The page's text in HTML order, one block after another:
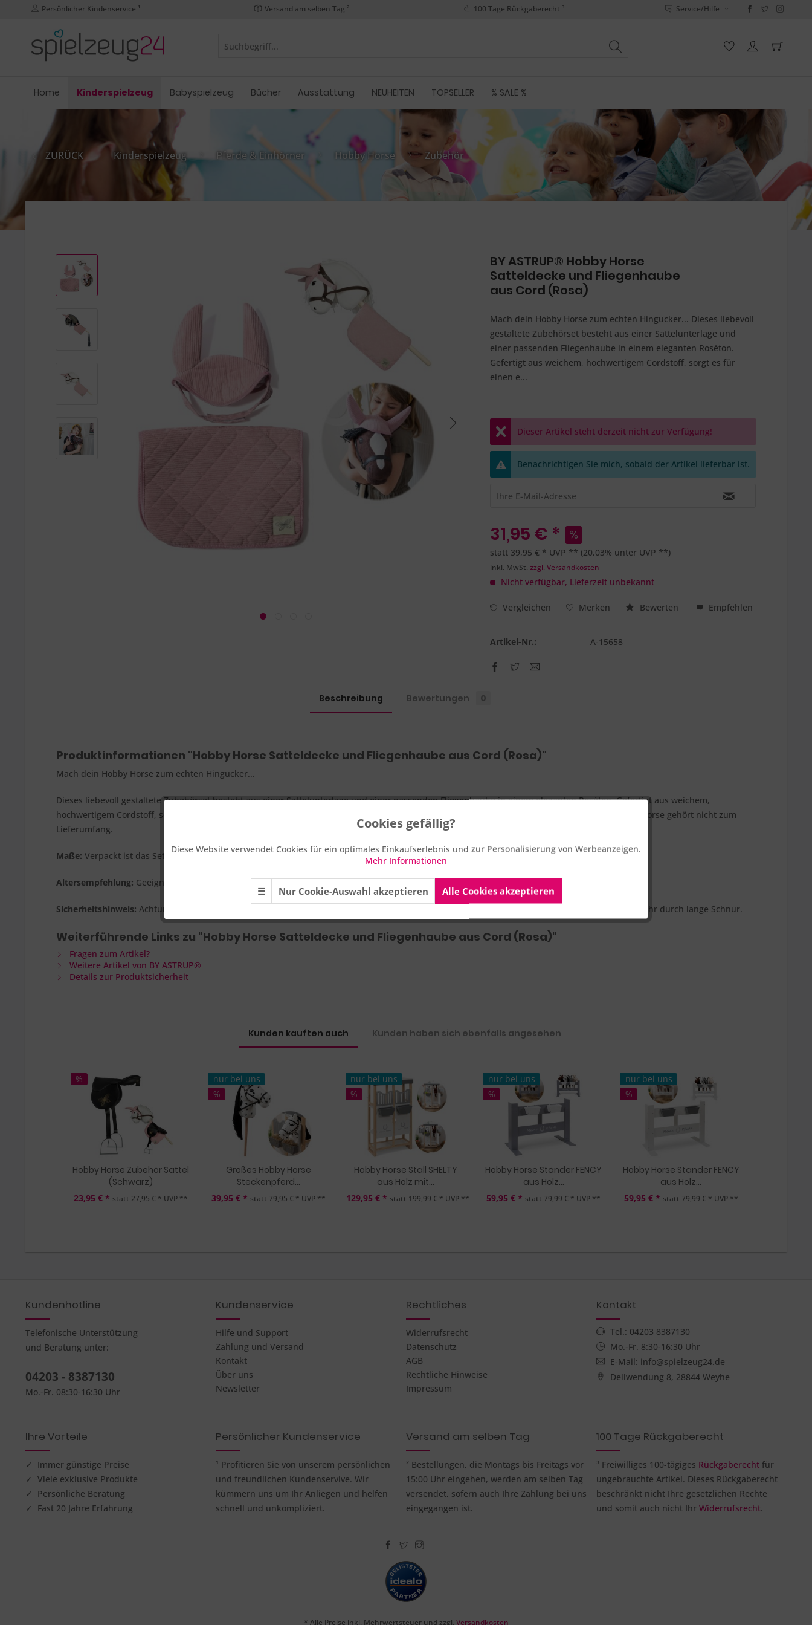
Persönlicher Kindenservice ¹ Versand am selben Tag ² 100 Tage Rückgaberecht ³ Service/Hilfe
Home Kinderspielzeug Babyspielzeug Bücher Ausstattung NEUHEITEN TOPSELLER % SALE %
ZURÜCK Kinderspielzeug Pferde & Einhörner Hobby Horse Zubehör
BY ASTRUP® Hobby Horse
Satteldecke und Fliegenhaube
aus Cord (Rosa)
Mach dein Hobby Horse zum echten Hingucker... Dieses liebevoll
gestaltete Zubehörset besteht aus einer Sattelunterlage und
einer passenden Fliegenhaube in einem eleganten Roséton.
Gefertigt aus weichem, hochwertigem Cordstoff, sorgt es für
einen e...
Dieser Artikel steht derzeit nicht zur Verfügung!
Benachrichtigen Sie mich, sobald der Artikel lieferbar ist.
31,95 € *
statt39,95 € * UVP ** (20,03% unter UVP **)
inkl. MwSt.zzgl. Versandkosten
Nicht verfügbar, Lieferzeit unbekannt
Vergleichen Merken Bewerten Empfehlen
Artikel-Nr.: A-15658
Beschreibung Bewertungen 0
Produktinformationen "Hobby Horse Satteldecke und Fliegenhaube aus Cord (Rosa)"
Mach dein Hobby Horse zum echten Hingucker...
Dieses liebevoll gestaltete Zubehörset besteht aus einer Sattelunterlage und einer passenden Fliegenhaube in einem eleganten Roséton. Gefertigt aus weichem,
hochwertigem Cordstoff, sorgt es für einen edlen Look und ein realistisches Reiterlebnis. Perfekt abgestimmt für dein Hobby Horse. Das Hobby Horse gehört nicht zum
Lieferumfang.
Maße: Verpackt ist das Set ca. 28,5 x 20,5 x 5,5 cm groß.
Altersempfehlung: Geeignet für Kinder ab 3 Jahren.
Sicherheitshinweis: Achtung! Nicht für Kinder unter 36 Monaten geeignet. Erstickungsgefahr durch verschluckbare Kleinteile. Strangulationsgefahr durch lange Schnur.
Weiterführende Links zu "Hobby Horse Satteldecke und Fliegenhaube aus Cord (Rosa)"
Fragen zum Artikel?
Weitere Artikel von BY ASTRUP®
Details zur Produktsicherheit
Kunden kauften auch Kunden haben sich ebenfalls angesehen
%
Hobby Horse Zubehör Sattel
(Schwarz)
23,95 € * statt27,95 € * UVP **
nur bei uns
%
Großes Hobby Horse
Steckenpferd...
39,95 € * statt 79,95 € *UVP **
nur bei uns
%
Hobby Horse Stall SHELTY
aus Holz mit...
129,95 € * statt199,99 € * UVP **
nur bei uns
%
Hobby Horse Ständer FENCY
aus Holz...
59,95 € * statt79,99 € * UVP **
nur bei uns
%
Hobby Horse Ständer FENCY
aus Holz...
59,95 € * statt 79,99 € *UVP **
Kundenhotline
Telefonische Unterstützung
und Beratung unter:
04203 - 8387130
Mo.-Fr. 08:30-16:30 Uhr
Kundenservice
Hilfe und Support
Zahlung und Versand
Kontakt
Über uns
Newsletter
Rechtliches
Widerrufsrecht
Datenschutz
AGB
Rechtliche Hinweise
Impressum
Kontakt
Tel.: 04203 8387130
Mo.-Fr. 8:30-16:30 Uhr
E-Mail: info@spielzeug24.de
Dellwendung 8, 28844 Weyhe
Ihre Vorteile
✓ Immer günstige Preise
✓ Viele exklusive Produkte
✓ Persönliche Beratung
✓ Fast 20 Jahre Erfahrung
Persönlicher Kundenservice
¹ Profitieren Sie von unserem persönlichen
und freundlichen Kundenservive. Wir
kümmern uns um Ihr Anliegen und helfen
schnell und unkompliziert.
Versand am selben Tag
² Bestellungen, die Montags bis Freitags vor
15:00 Uhr eingehen, werden am selben Tag
versendet, sofern auch Ihre Zahlung bei uns
eingegangen ist.
100 Tage Rückgaberecht
³ Freiwilliges 100-tägiges Rückgaberecht für
ungebrauchte Artikel. Dieses Rückgaberecht
beschränkt nicht Ihre gesetzlichen Rechte
und somit auch nicht Ihr Widerrufsrecht.
* Alle Preise inkl. Mehrwertsteuer und zzgl. Versandkosten
Cookies gefällig?
Diese Website verwendet Cookies für ein optimales Einkaufserlebnis und zur Personalisierung von Werbeanzeigen.
Mehr Informationen
☰ Nur Cookie-Auswahl akzeptieren Alle Cookies akzeptieren